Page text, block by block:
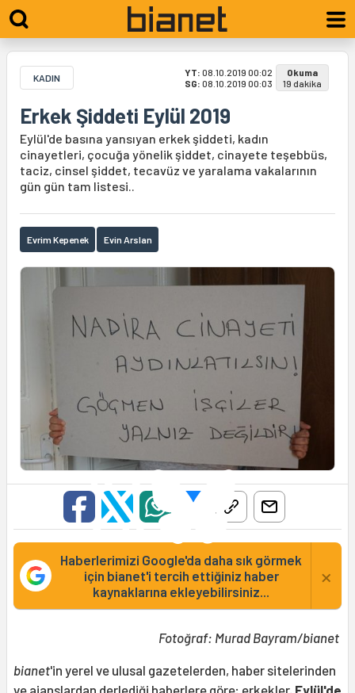
KADIN YT: 08.10.2019 00:02
SG: 08.10.2019 00:03
Okuma
19 dakika
Erkek Şiddeti Eylül 2019
Eylül'de basına yansıyan erkek şiddeti, kadın
cinayetleri, çocuğa yönelik şiddet, cinayete teşebbüs,
taciz, cinsel şiddet, tecavüz ve yaralama vakalarının
gün gün tam listesi..
Evrim Kepenek Evin Arslan
Haberlerimizi Google'da daha sık görmek
için bianet'i tercih ettiğiniz haber
kaynaklarına ekleyebilirsiniz...
×
Fotoğraf: Murad Bayram/bianet
bianet'in yerel ve ulusal gazetelerden, haber sitelerinden